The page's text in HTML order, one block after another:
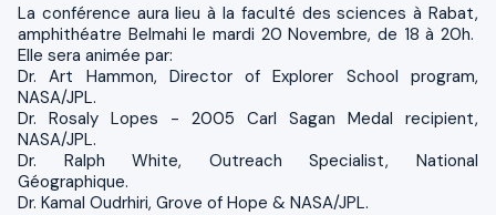
La conférence aura lieu à la faculté des sciences à Rabat,
amphithéatre Belmahi le mardi 20 Novembre, de 18 à 20h.
Elle sera animée par:
Dr. Art Hammon, Director of Explorer School program,
NASA/JPL.
Dr. Rosaly Lopes - 2005 Carl Sagan Medal recipient,
NASA/JPL.
Dr. Ralph White, Outreach Specialist, National
Géographique.
Dr. Kamal Oudrhiri, Grove of Hope & NASA/JPL.